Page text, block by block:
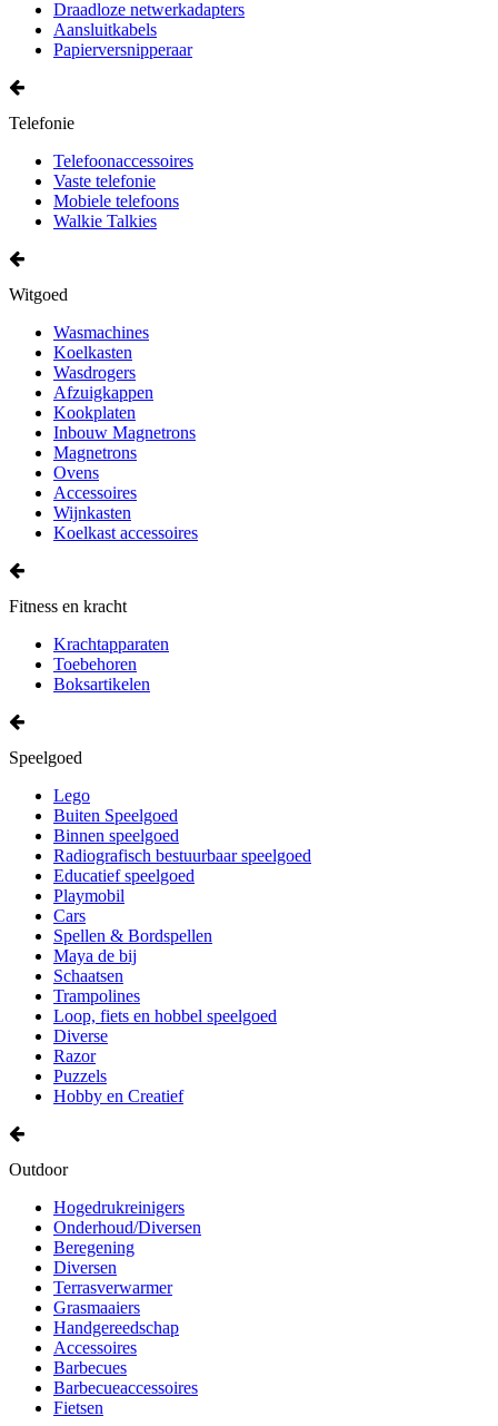
Draadloze netwerkadapters
Aansluitkabels
Papierversnipperaar
Telefonie
Telefoonaccessoires
Vaste telefonie
Mobiele telefoons
Walkie Talkies
Witgoed
Wasmachines
Koelkasten
Wasdrogers
Afzuigkappen
Kookplaten
Inbouw Magnetrons
Magnetrons
Ovens
Accessoires
Wijnkasten
Koelkast accessoires
Fitness en kracht
Krachtapparaten
Toebehoren
Boksartikelen
Speelgoed
Lego
Buiten Speelgoed
Binnen speelgoed
Radiografisch bestuurbaar speelgoed
Educatief speelgoed
Playmobil
Cars
Spellen & Bordspellen
Maya de bij
Schaatsen
Trampolines
Loop, fiets en hobbel speelgoed
Diverse
Razor
Puzzels
Hobby en Creatief
Outdoor
Hogedrukreinigers
Onderhoud/Diversen
Beregening
Diversen
Terrasverwarmer
Grasmaaiers
Handgereedschap
Accessoires
Barbecues
Barbecueaccessoires
Fietsen